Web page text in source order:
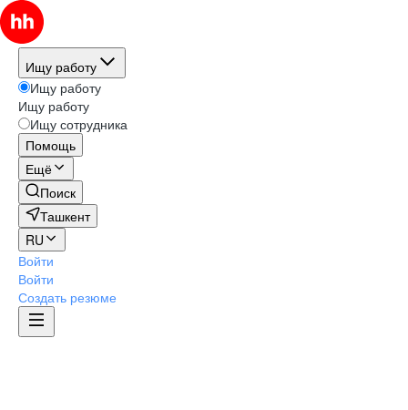
Ищу работу
Ищу работу
Ищу работу
Ищу сотрудника
Помощь
Ещё
Поиск
Ташкент
RU
Войти
Войти
Создать резюме